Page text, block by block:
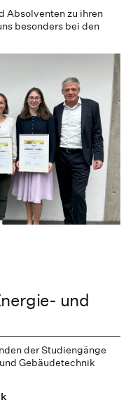
Absolventen zu ihren
besonders bei den
und
der Studiengänge
Gebäudetechnik